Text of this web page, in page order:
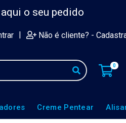
o seu pedido
| Não é cliente? -
0
Creme Pentear